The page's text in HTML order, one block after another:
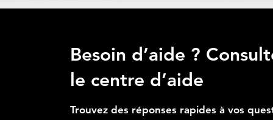
Besoin d’aide ?
le centre d’aide
Trouvez des réponses rapides à vos